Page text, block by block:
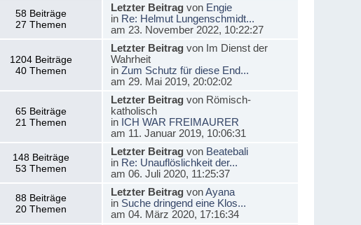
58 Beiträge
27 Themen
Letzter Beitragvon Engie
in Re: Helmut Lungenschmidt...
am 23. November 2022, 10:22:27
1204 Beiträge
40 Themen
Letzter Beitragvon Im Dienst der
Wahrheit
in Zum Schutz für diese End...
am 29. Mai 2019, 20:02:02
65 Beiträge
21 Themen
Letzter Beitragvon Römisch-
katholisch
in ICH WAR FREIMAURER
am 11. Januar 2019, 10:06:31
148 Beiträge
53 Themen
Letzter Beitragvon Beatebali
in Re: Unauflöslichkeit der...
am 06. Juli 2020, 11:25:37
88 Beiträge
20 Themen
Letzter BeitragvonAyana
in Suche dringend eine Klos...
am 04. März 2020, 17:16:34